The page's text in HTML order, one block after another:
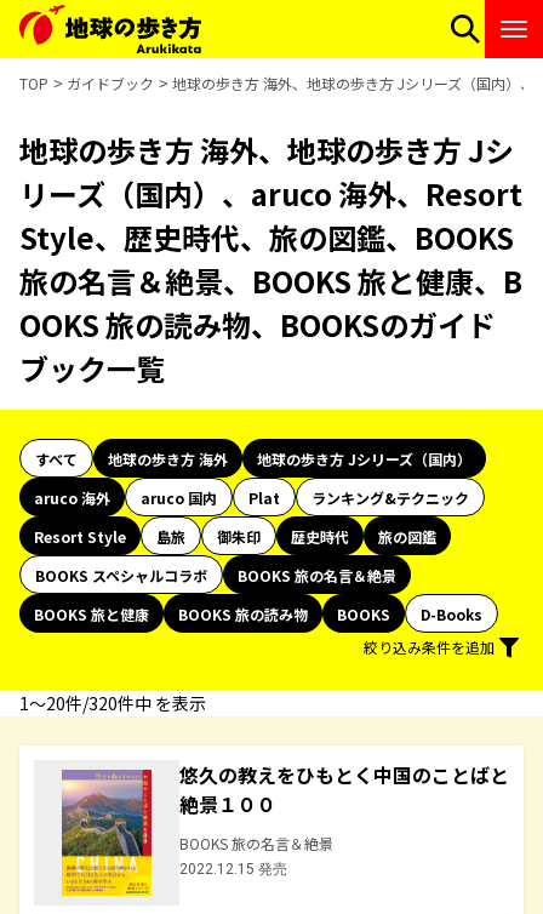
TOP ガイドブック 地球の歩き方 海外、地球の歩き方 Jシリーズ（国内）
地球の歩き方 海外、地球の歩き方 Jシ
リーズ（国内）、aruco 海外、Resort
Style、歴史時代、旅の図鑑、BOOKS
旅の名言＆絶景、BOOKS 旅と健康、B
OOKS 旅の読み物、BOOKSのガイド
ブック一覧
すべて 地球の歩き方 海外
地球の歩き方 Jシリーズ（国内）
aruco 海外
aruco 国内 Plat
ランキング&テクニック
Resort Style
島旅 御朱印 歴史時代
旅の図鑑
BOOKS スペシャルコラボ
BOOKS 旅の名言＆絶景
BOOKS 旅と健康
BOOKS 旅の読み物 BOOKS
D-Books
絞り込み条件を追加
1〜20件/320件中 を表示
悠久の教えをひもとく中国のことばと
絶景１００
BOOKS 旅の名言＆絶景
2022.12.15 発売